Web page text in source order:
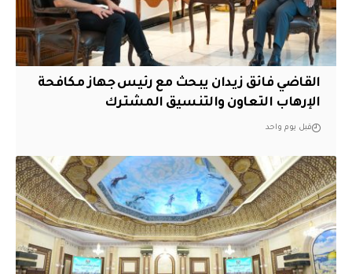
القاضي فائق زيدان يبحث مع رئيس جهاز مكافحة
الإرهاب التعاون والتنسيق المشترك
قبل يوم واحد